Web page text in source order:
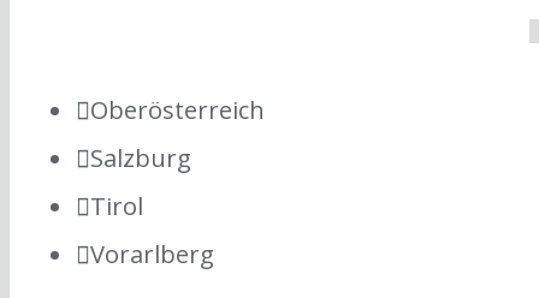
Oberösterreich
Salzburg
Tirol
Vorarlberg